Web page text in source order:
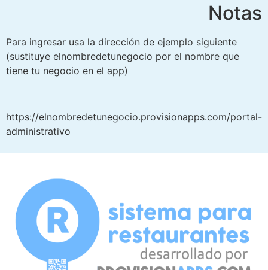
Notas
Para ingresar usa la dirección de ejemplo siguiente
(sustituye elnombredetunegocio por el nombre que
tiene tu negocio en el app)
https://elnombredetunegocio.provisionapps.com/portal-
administrativo